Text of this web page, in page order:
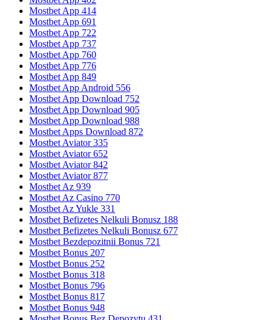
Mostbet App 414
Mostbet App 691
Mostbet App 722
Mostbet App 737
Mostbet App 760
Mostbet App 776
Mostbet App 849
Mostbet App Android 556
Mostbet App Download 752
Mostbet App Download 905
Mostbet App Download 988
Mostbet Apps Download 872
Mostbet Aviator 335
Mostbet Aviator 652
Mostbet Aviator 842
Mostbet Aviator 877
Mostbet Az 939
Mostbet Az Casino 770
Mostbet Az Yukle 331
Mostbet Befizetes Nelkuli Bonusz 188
Mostbet Befizetes Nelkuli Bonusz 677
Mostbet Bezdepozitnii Bonus 721
Mostbet Bonus 207
Mostbet Bonus 252
Mostbet Bonus 318
Mostbet Bonus 796
Mostbet Bonus 817
Mostbet Bonus 948